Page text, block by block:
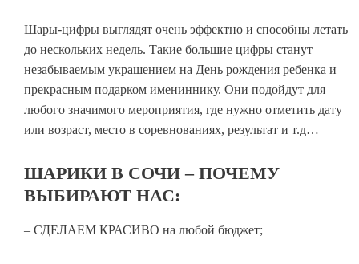
Шары-цифры выглядят очень эффектно и способны летать
до нескольких недель. Такие большие цифры станут
незабываемым украшением на День рождения ребенка и
прекрасным подарком имениннику. Они подойдут для
любого значимого мероприятия, где нужно отметить дату
или возраст, место в соревнованиях, результат и т.д…
ШАРИКИ В СОЧИ – ПОЧЕМУ
ВЫБИРАЮТ НАС:
– СДЕЛАЕМ КРАСИВО на любой бюджет;